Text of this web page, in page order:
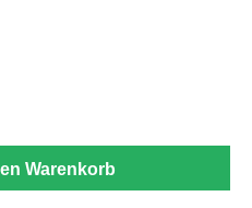
Warenkorb